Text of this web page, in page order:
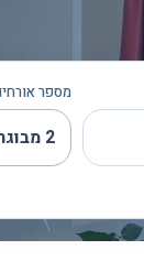
מספר
2 מבוגרים